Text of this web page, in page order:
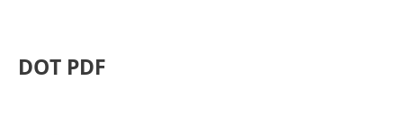
DOT PDF